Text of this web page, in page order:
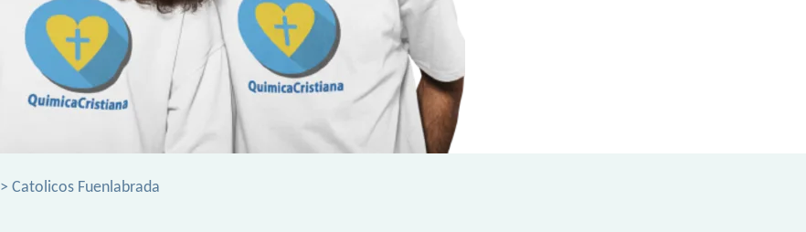
> Catolicos Fuenlabrada